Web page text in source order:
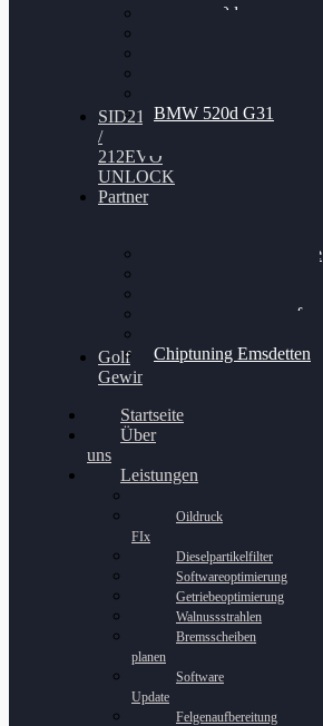
BMW 120d
BMW 520d G31
SID212
/
212EVO
UNLOCK
Partner
Bilgenroth Performance
Chiptuning Schüttorf
Chiptuning Emsdetten
Golf
Gewinnspiel
Startseite
Über
uns
Leistungen
Oildruck
FIx
Dieselpartikelfilter
Softwareoptimierung
Getriebeoptimierung
Walnussstrahlen
Bremsscheiben
planen
Software
Update
Felgenaufbereitung